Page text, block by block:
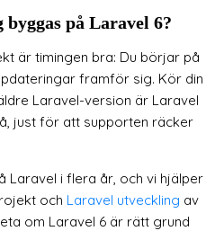
byggas på Laravel 6?
är timingen bra: Du börjar på
framför sig. Kör din
Laravel-version är Laravel
just för att supporten räcker
Laravel i flera år, och vi hjälper
och Laravel utveckling av
om Laravel 6 är rätt grund